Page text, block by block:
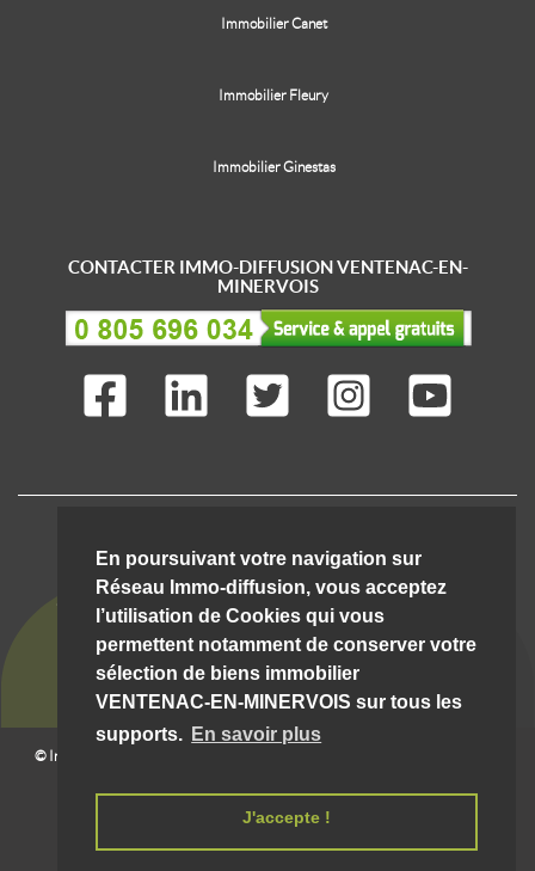
En poursuivant votre navigation sur
Réseau Immo-diffusion, vous acceptez
l’utilisation de Cookies qui vous
permettent notamment de conserver votre
sélection de biens immobilier
VENTENAC-EN-MINERVOIS sur tous les
supports. En savoir plus
J'accepte !
Immobilier Canet
Immobilier Fleury
Immobilier Ginestas
CONTACTER IMMO-DIFFUSION VENTENAC-EN-
MINERVOIS
© Immo-Diffusion Ventenac-en-minervois